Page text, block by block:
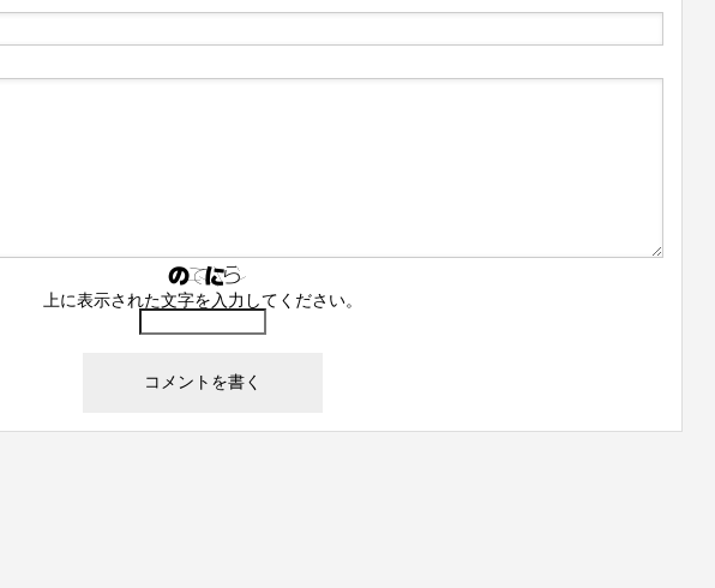
上に表示された文字を入力してください。